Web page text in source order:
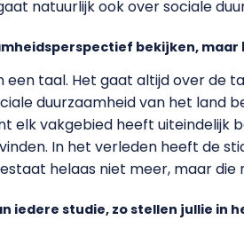
natuurlijk ook over sociale
bekijken,
taal. Het gaat altijd over de
duurzaamheid van het land
elk vakgebied heeft uiteindelijk
In het verleden heeft de
helaas niet meer, maar die
studie, zo stellen jullie in